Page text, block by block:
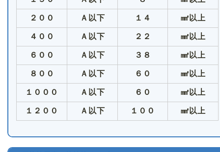
２００ Ａ以下 １４ ㎟以上
４００ Ａ以下 ２２ ㎟以上
６００ Ａ以下 ３８ ㎟以上
８００ Ａ以下 ６０ ㎟以上
１０００ Ａ以下 ６０ ㎟以上
１２００ Ａ以下 １００ ㎟以上